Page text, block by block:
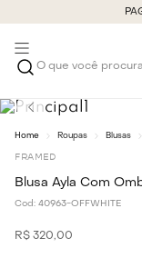
O que você
Roupas Blusas
FRAMED
Cod: 40963-OFFWHITE
R$ 320,00